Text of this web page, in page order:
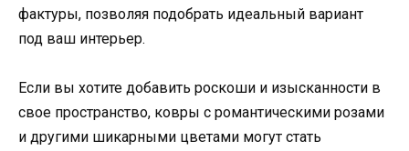
фактуры, позволяя подобрать идеальный вариант
под ваш интерьер.
Если вы хотите добавить роскоши и изысканности в
свое пространство, ковры с романтическими розами
и другими шикарными цветами могут стать